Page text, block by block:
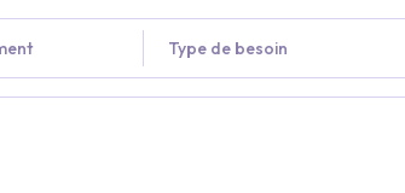
Type de besoin